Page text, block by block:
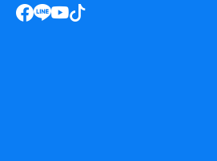
บริหาร
รายรับ-รายจ่ายประจำเดือน
ข้อมูลการดำเนินงานอื่นๆ